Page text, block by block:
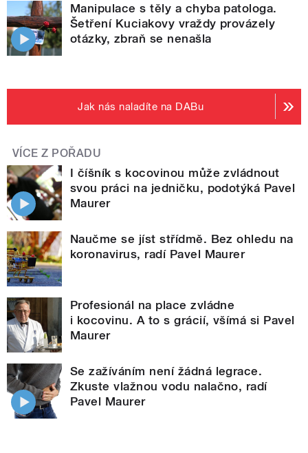
Manipulace s těly a chyba patologa.
Šetření Kuciakovy vraždy provázely
otázky, zbraň se nenašla
Jak nás naladíte na DABu
VÍCE Z POŘADU
I číšník s kocovinou může zvládnout
svou práci na jedničku, podotýká Pavel
Maurer
Naučme se jíst střídmě. Bez ohledu na
koronavirus, radí Pavel Maurer
Profesionál na place zvládne
i kocovinu. A to s grácií, všímá si Pavel
Maurer
Se zažíváním není žádná legrace.
Zkuste vlažnou vodu nalačno, radí
Pavel Maurer